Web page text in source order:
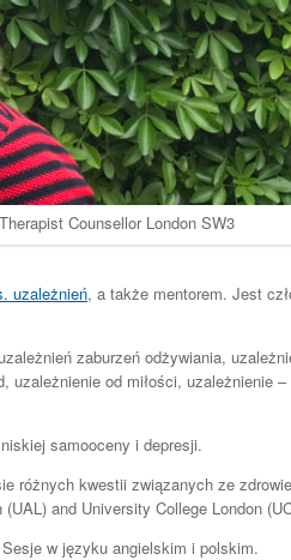
Counsellor London SW3
uzależnień, a także mentorem. Jest
zaburzeń odżywiania,
od miłości, uzależnienie
samooceny i depresji.
różnych kwestii związanych ze
and University College London
w języku angielskim i polskim.